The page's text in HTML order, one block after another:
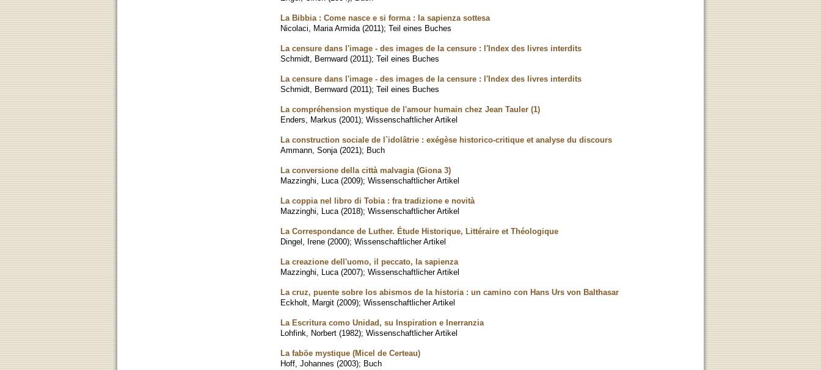
La Bibbia : Come nasce e si forma : la sapienza sottesa
Nicolaci, Maria Armida (2011); Teil eines Buches
La censure dans l'image - des images de la censure : l'Index des livres interdits
Schmidt, Bernward (2011); Teil eines Buches
La censure dans l'image - des images de la censure : l'Index des livres interdits
Schmidt, Bernward (2011); Teil eines Buches
La compréhension mystique de l'amour humain chez Jean Tauler (1)
Enders, Markus (2001); Wissenschaftlicher Artikel
La construction sociale de l`idolâtrie : exégèse historico-critique et analyse du discours
Ammann, Sonja (2021); Buch
La conversione della città malvagia (Giona 3)
Mazzinghi, Luca (2009); Wissenschaftlicher Artikel
La coppia nel libro di Tobia : fra tradizione e novità
Mazzinghi, Luca (2018); Wissenschaftlicher Artikel
La Correspondance de Luther. Étude Historique, Littéraire et Théologique
Dingel, Irene (2000); Wissenschaftlicher Artikel
La creazione dell'uomo, il peccato, la sapienza
Mazzinghi, Luca (2007); Wissenschaftlicher Artikel
La cruz, puente sobre los abismos de la historia : un camino con Hans Urs von Balthasar
Eckholt, Margit (2009); Wissenschaftlicher Artikel
La Escritura como Unidad, su Inspiration e Inerranzia
Lohfink, Norbert (1982); Wissenschaftlicher Artikel
La faböe mystique (Micel de Certeau)
Hoff, Johannes (2003); Buch